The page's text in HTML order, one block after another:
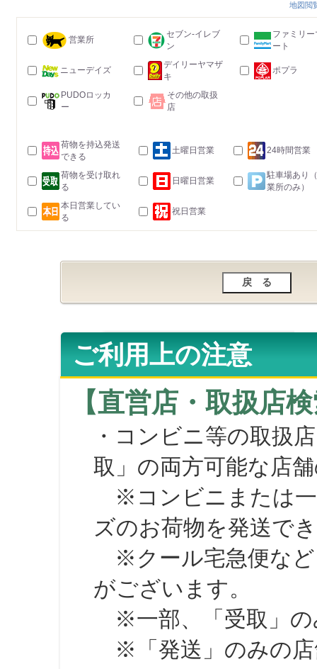
地図閲
営業所
セブン-イレブ
ン
ファミリー
ート
ニューデイズ
デイリーヤマザ
キ
ポプラ
PUDOロッカ
ー
その他の取扱
店
荷物を持込発送
できる
土曜日営業 24時間営業
荷物を受け取れ
る
日曜日営業
駐車場あり
業所のみ）
本日営業してい
る
祝日営業
ご利用上の注意
【直営店・取扱店
・コンビニ等の取扱
取」の両方可能な店
※コンビニまたは一
ズのお荷物を発送で
※クール宅急便など
がございます。
※一部、「受取」の
※「発送」のみの店